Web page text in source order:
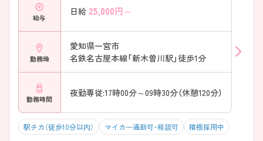
給与
日給 25,000円～
勤務地
愛知県一宮市
名鉄名古屋本線「新木曽川駅」徒歩1分
勤務時間
夜勤専従:17時00分～09時30分（休憩120分）
駅チカ（徒歩10分以内） マイカー通勤可・相談可 積極採用中